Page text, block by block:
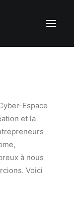
Espace
et la
à nous
Voici